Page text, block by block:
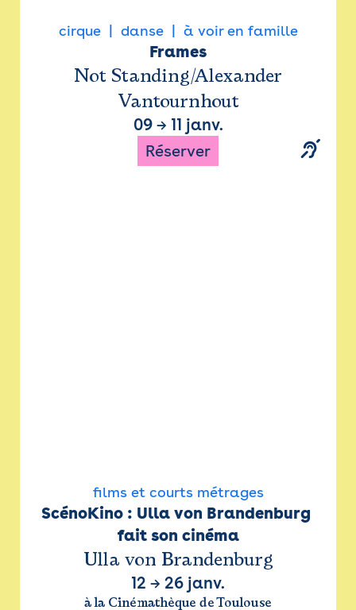
cirque danse à voir en famille
Frames
Not Standing/Alexander
Vantournhout
09→ 11 janv.
Réserver
films et courts métrages
ScénoKino : Ulla von Brandenburg
fait son cinéma
Ulla von Brandenburg
12 → 26 janv.
à la Cinémathèque de Toulouse